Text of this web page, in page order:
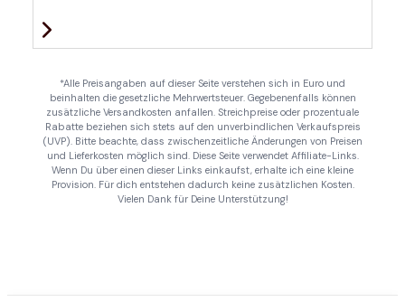
*Alle Preisangaben auf dieser Seite verstehen sich in Euro und
beinhalten die gesetzliche Mehrwertsteuer. Gegebenenfalls können
zusätzliche Versandkosten anfallen. Streichpreise oder prozentuale
Rabatte beziehen sich stets auf den unverbindlichen Verkaufspreis
(UVP). Bitte beachte, dass zwischenzeitliche Änderungen von Preisen
und Lieferkosten möglich sind. Diese Seite verwendet Affiliate-Links.
Wenn Du über einen dieser Links einkaufst, erhalte ich eine kleine
Provision. Für dich entstehen dadurch keine zusätzlichen Kosten.
Vielen Dank für Deine Unterstützung!